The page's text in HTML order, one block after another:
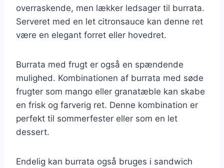
overraskende, men lækker ledsager til burrata.
Serveret med en let citronsauce kan denne ret
være en elegant forret eller hovedret.
Burrata med frugt er også en spændende
mulighed. Kombinationen af burrata med søde
frugter som mango eller granatæble kan skabe
en frisk og farverig ret. Denne kombination er
perfekt til sommerfester eller som en let
dessert.
Endelig kan burrata også bruges i sandwich